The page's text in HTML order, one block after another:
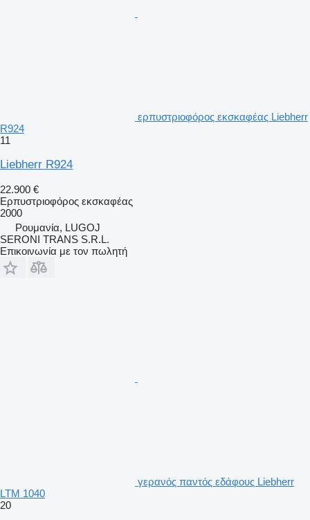
ερπυστριοφόρος εκσκαφέας Liebherr
R924
11
Liebherr R924
22.900 €
Ερπυστριοφόρος εκσκαφέας
2000
Ρουμανία, LUGOJ
SERONI TRANS S.R.L.
Επικοινωνία με τον πωλητή
γερανός παντός εδάφους Liebherr
LTM 1040
20